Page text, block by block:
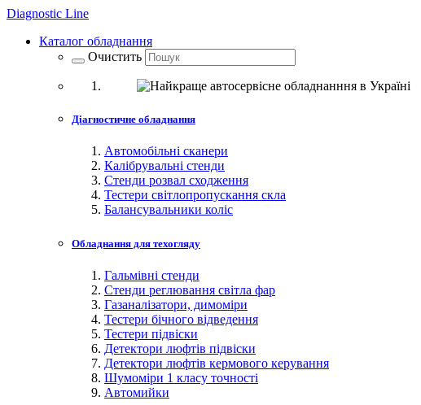
Diagnostic Line
Каталог обладнання
Очистить
Діагностичне обладнання
Автомобільні сканери
Калібрувальні стенди
Стенди розвал сходження
Тестери світлопропускання скла
Балансувальники коліс
Обладнання для техогляду
Гальмівні стенди
Стенди реглювання світла фар
Газаналізатори, димоміри
Тестери бічного відведення
Тестери підвіски
Детектори люфтів підвіски
Детектори люфтів кермового керування
Шумоміри 1 класу точності
Автомийки